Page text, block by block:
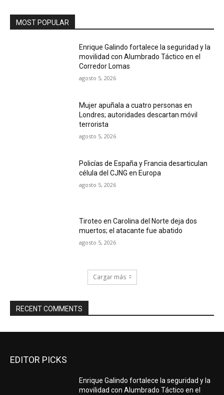
MOST POPULAR
Enrique Galindo fortalece la seguridad y la
movilidad con Alumbrado Táctico en el
Corredor Lomas
agosto 5, 2026
Mujer apuñala a cuatro personas en
Londres; autoridades descartan móvil
terrorista
agosto 5, 2026
Policías de España y Francia desarticulan
célula del CJNG en Europa
agosto 5, 2026
Tiroteo en Carolina del Norte deja dos
muertos; el atacante fue abatido
agosto 5, 2026
Cargar más
RECENT COMMENTS
EDITOR PICKS
Enrique Galindo fortalece la seguridad y la
movilidad con Alumbrado Táctico en el